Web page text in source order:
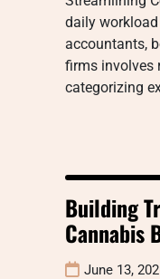
daily
accountants,
firms involves
categorizing
Building
Cannabis
June 13,